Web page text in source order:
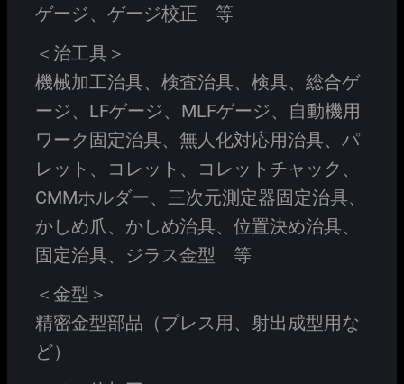
ゲージ、ゲージ校正 等
＜治工具＞
機械加工治具、検査治具、検具、総合ゲ
ージ、LFゲージ、MLFゲージ、自動機用
ワーク固定治具、無人化対応用治具、パ
レット、コレット、コレットチャック、
CMMホルダー、三次元測定器固定治具、
かしめ爪、かしめ治具、位置決め治具、
固定治具、ジラス金型 等
＜金型＞
精密金型部品（プレス用、射出成型用な
ど）